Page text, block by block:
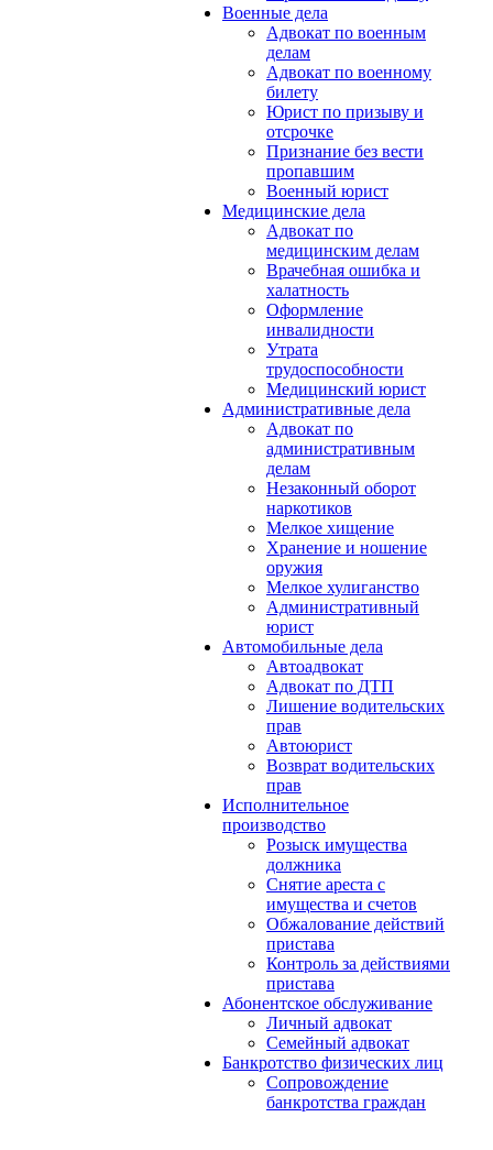
Военные дела
Адвокат по военным
делам
Адвокат по военному
билету
Юрист по призыву и
отсрочке
Признание без вести
пропавшим
Военный юрист
Медицинские дела
Адвокат по
медицинским делам
Врачебная ошибка и
халатность
Оформление
инвалидности
Утрата
трудоспособности
Медицинский юрист
Административные дела
Адвокат по
административным
делам
Незаконный оборот
наркотиков
Мелкое хищение
Хранение и ношение
оружия
Мелкое хулиганство
Административный
юрист
Автомобильные дела
Автоадвокат
Адвокат по ДТП
Лишение водительских
прав
Автоюрист
Возврат водительских
прав
Исполнительное
производство
Розыск имущества
должника
Снятие ареста с
имущества и счетов
Обжалование действий
пристава
Контроль за действиями
пристава
Абонентское обслуживание
Личный адвокат
Семейный адвокат
Банкротство физических лиц
Сопровождение
банкротства граждан